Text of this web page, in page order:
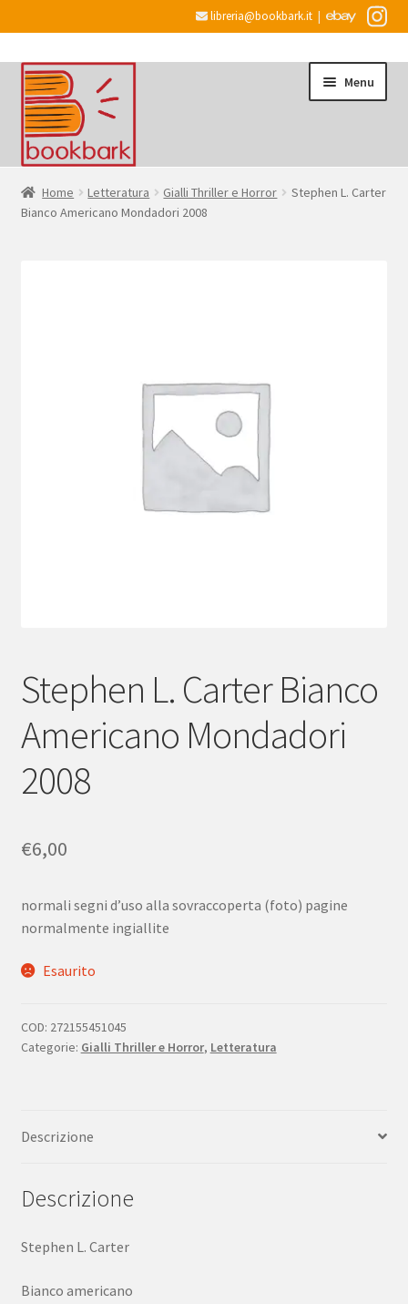
libreria@bookbark.it |
Vai
alla
navigazione
Vai
al
contenuto
Menu
HomeHome Letteratura Gialli Thriller e Horror
Stephen L. Carter
Bianco Americano Mondadori 2008
Stephen L. Carter Bianco
Americano Mondadori
2008
€6,00
normali segni d’uso alla sovraccoperta (foto) pagine
normalmente ingiallite
Esaurito
COD: 272155451045
Categorie: Gialli Thriller e Horror, Letteratura
Descrizione
Descrizione
Stephen L. Carter
Bianco americano